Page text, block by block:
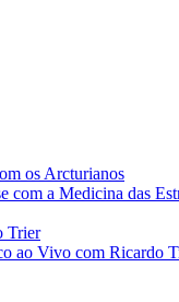
os Arcturianos
com a Medicina das
Trier
ao Vivo com Ricardo